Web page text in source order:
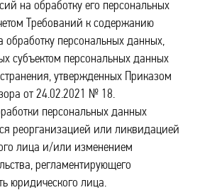
на обработку его персональных
Требований к содержанию
обработку персональных данных,
субъектом персональных данных
утвержденных Приказом
от 24.02.2021 № 18.
персональных данных
реорганизацией или ликвидацией
лица и/или изменением
регламентирующего
юридического лица.